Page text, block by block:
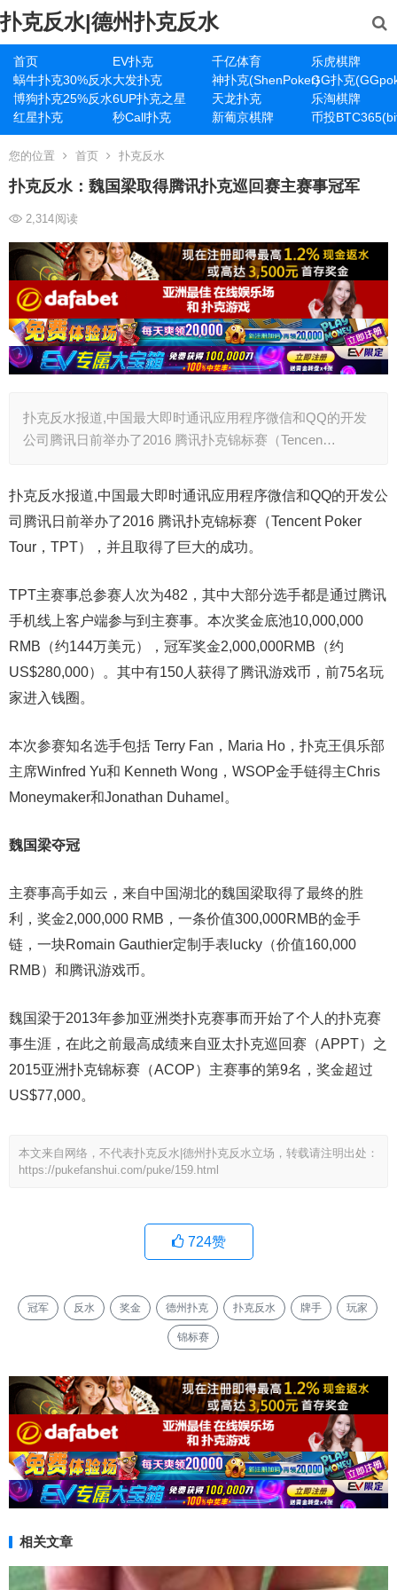
扑克反水|德州扑克反水
首页 EV扑克 千亿体育
乐虎棋牌
蜗牛扑克30%反水大发扑克 神扑克(ShenPoker)GG扑克
博狗扑克25%反水6UP扑克之星 天龙扑克
乐淘棋牌
红星扑克
秒Call扑克 新葡京棋牌 币投
您的位置 首页 扑克反水
扑克反水：魏国梁取得腾讯扑克巡回赛主赛事冠军
2,314阅读
扑克反水报道,中国最大即时通讯应用程序微信和QQ的开发
公司腾讯日前举办了2016 腾讯扑克锦标赛（Tencen…
扑克反水报道,中国最大即时通讯应用程序微信和QQ的开发公
司腾讯日前举办了2016 腾讯扑克锦标赛（Tencent Poker
Tour，TPT），并且取得了巨大的成功。
TPT主赛事总参赛人次为482，其中大部分选手都是通过腾讯
手机线上客户端参与到主赛事。本次奖金底池10,000,000
RMB（约144万美元），冠军奖金2,000,000RMB（约
US$280,000）。其中有150人获得了腾讯游戏币，前75名玩
家进入钱圈。
本次参赛知名选手包括 Terry Fan，Maria Ho，扑克王俱乐部
主席Winfred Yu和 Kenneth Wong，WSOP金手链得主Chris
Moneymaker和Jonathan Duhamel。
魏国梁夺冠
主赛事高手如云，来自中国湖北的魏国梁取得了最终的胜
利，奖金2,000,000 RMB，一条价值300,000RMB的金手
链，一块Romain Gauthier定制手表lucky（价值160,000
RMB）和腾讯游戏币。
魏国梁于2013年参加亚洲类扑克赛事而开始了个人的扑克赛
事生涯，在此之前最高成绩来自亚太扑克巡回赛（APPT）之
2015亚洲扑克锦标赛（ACOP）主赛事的第9名，奖金超过
US$77,000。
本文来自网络，不代表扑克反水|德州扑克反水立场，转载请注明出处：
https://pukefanshui.com/puke/159.html
724赞
冠军 反水 奖金 德州扑克 扑克反水 牌手 玩家
锦标赛
相关文章